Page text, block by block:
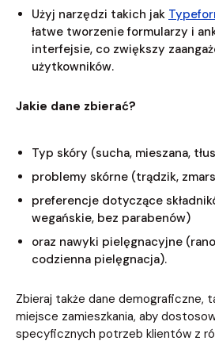
Użyj narzędzi takich jak
łatwe tworzenie formularzy i
interfejsie, co zwiększy
użytkowników.
Jakie dane zbierać?
Typ skóry (sucha, mieszana,
problemy skórne (trądzik,
preferencje dotyczące
wegańskie, bez parabenów)
oraz nawyki pielęgnacyjne
codzienna pielęgnacja).
Zbieraj także dane demograficzne,
miejsce zamieszkania, aby
specyficznych potrzeb klientów z